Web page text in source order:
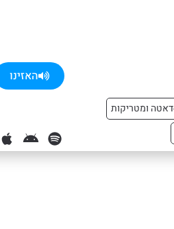
האזינו
דאטה ומטריקות